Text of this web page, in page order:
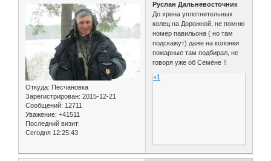
Откуда: Песчановка
Зарегистрирован: 2015-12-21
Сообщений: 12711
Уважение: +41511
Последний визит:
Сегодня 12:25:43
Руслан Дальневосточник
До хрена уплотнительных
колец на Дорожной, не помню
номер павильона ( но там
подскажут) даже на колонки
пожарные там подбирал, не
говоря уже об Семёне !!
+1